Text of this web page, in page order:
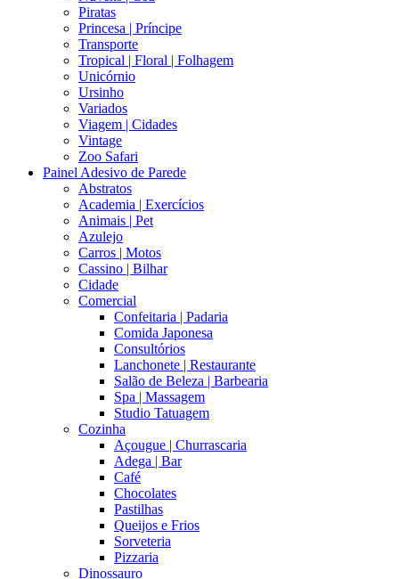
Piratas
Princesa | Príncipe
Transporte
Tropical | Floral | Folhagem
Unicórnio
Ursinho
Variados
Viagem | Cidades
Vintage
Zoo Safari
Painel Adesivo de Parede
Abstratos
Academia | Exercícios
Animais | Pet
Azulejo
Carros | Motos
Cassino | Bilhar
Cidade
Comercial
Confeitaria | Padaria
Comida Japonesa
Consultórios
Lanchonete | Restaurante
Salão de Beleza | Barbearia
Spa | Massagem
Studio Tatuagem
Cozinha
Açougue | Churrascaria
Adega | Bar
Café
Chocolates
Pastilhas
Queijos e Frios
Sorveteria
Pizzaria
Dinossauro